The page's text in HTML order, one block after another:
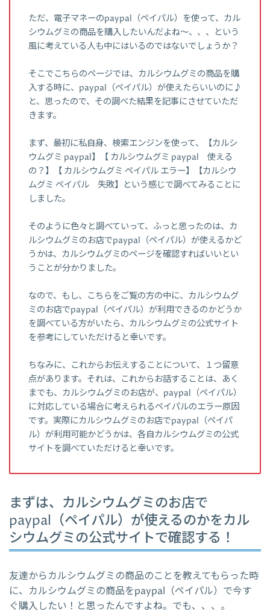
ただ、電子マネーのpaypal（ペイパル）を使って、カル
シウムグミの商品を購入したいんだよね～、、、という
風に考えている人も中にはいるのではないでしょうか？
そこでこちらのページでは、カルシウムグミの商品を購
入する時に、paypal（ペイパル）が使えたらいいのに♪
と、思ったので、その調べた結果を記事にさせていただ
きます。
まず、最初に私自身、検索エンジンを使って、【カルシ
ウムグミ paypal】【 カルシウムグミ paypal 使える
の？】【 カルシウムグミ ペイパル エラー】【カルシウ
ムグミ ペイパル 失敗】という感じで調べてみることに
しました。
そのように色々と調べていって、ふっと思ったのは、カ
ルシウムグミのお店でpaypal（ペイパル）が使えるかど
うかは、カルシウムグミのページを確認すればいいとい
うことが分かりました。
なので、もし、こちらをご覧の方の中に、カルシウムグ
ミのお店でpaypal（ペイパル）が利用できるのかどうか
を調べている方がいたら、カルシウムグミの公式サイト
を参考にしていただけると幸いです。
ちなみに、これからお伝えすることについて、１つ留意
点があります。それは、これからお話することは、あく
までも、カルシウムグミのお店が、paypal（ペイパル）
に対応している場合に考えられるペイパルのエラー原因
です。実際にカルシウムグミのお店でpaypal（ペイパ
ル）が利用可能かどうかは、各自カルシウムグミの公式
サイトを調べていただけると幸いです。
まずは、カルシウムグミのお店で
paypal（ペイパル）が使えるのかをカル
シウムグミの公式サイトで確認する！
友達からカルシウムグミの商品のことを教えてもらった時
に、カルシウムグミの商品をpaypal（ペイパル）で今す
ぐ購入したい！と思ったんですよね。でも、、、。